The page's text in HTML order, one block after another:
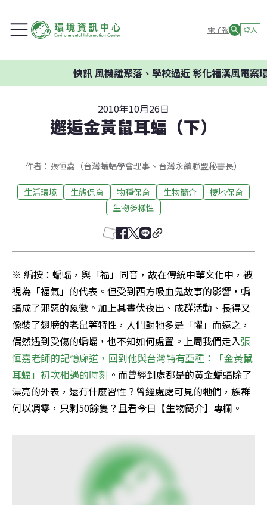
電子報 登入
風機離聚落、學校過近 彰化福漢風電案環委建
2010年10月26日
邂逅金黃鼠耳蝠（下）
作者：張恒嘉（台灣蝙蝠學會理事、台灣永續聯盟秘書長）
生活環境 生態保育 物種保育 生物簡介
棲地保育
生物多樣性
※ 編按：蝙蝠，與「福」同音，故在傳統中華文化中，被
視為「福氣」的代表。但受到西方吸血鬼故事的影響，蝙
蝠成了邪惡的象徵。加上其晝伏夜出、成群活動、長得又
像裝了翅膀的老鼠等特性，人們對牠多是「懼」而遠之，
偶然遇到受傷的蝙蝠，也不知如何處置。上周我們走入張
恒嘉老師的記憶廊道，回到他與台灣特有亞種：「金黃鼠
耳蝠」初次相遇的時刻 。而曾經到處都是的黃金蝙蝠除了
漂亮的外表，還有什麼習性？曾經處處可見的牠們，族群
何以凋零，只剩50餘隻？且看今日【生物簡介】專欄。